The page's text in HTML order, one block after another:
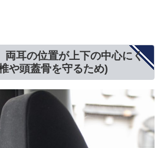
両耳の位置が上下の中心にく
や頭蓋骨を守るため)